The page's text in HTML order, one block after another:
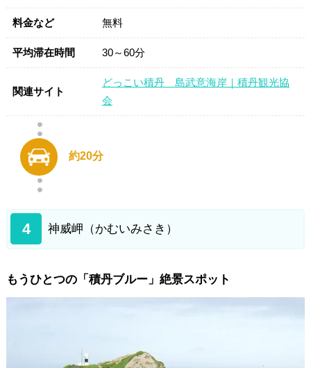
料金など 無料
平均滞在時間 30～60分
関連サイト
どっこい積丹 島武意海岸｜積丹観光協
会
約20分
4 神威岬（かむいみさき）
もうひとつの「積丹ブルー」絶景スポット